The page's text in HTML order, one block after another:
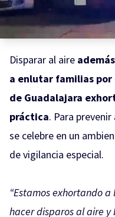
Disparar al aire
a enlutar familias por
de Guadalajara
práctica. Para
se celebre en un
de vigilancia especial.
“Estamos exhortando
hacer disparos al aire